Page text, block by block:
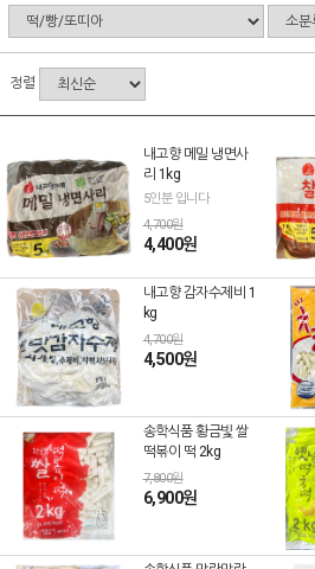
정렬
내고향 메밀 냉면사
리 1kg
5인분 입니다
4,700원
4,400원
내고향 감자수제비 1
kg
4,700원
4,500원
송학식품 황금빛 쌀
떡볶이 떡 2kg
7,800원
6,900원